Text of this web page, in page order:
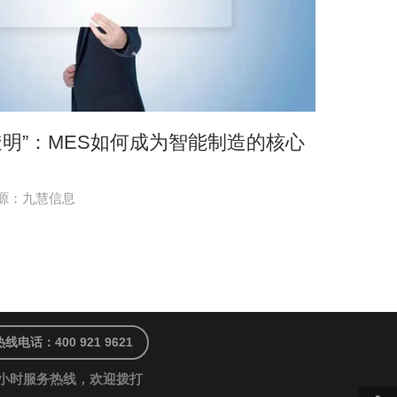
明”：MES如何成为智能制造的核心
：九慧信息
线电话：400 921 9621
时服务热线，欢迎拨打